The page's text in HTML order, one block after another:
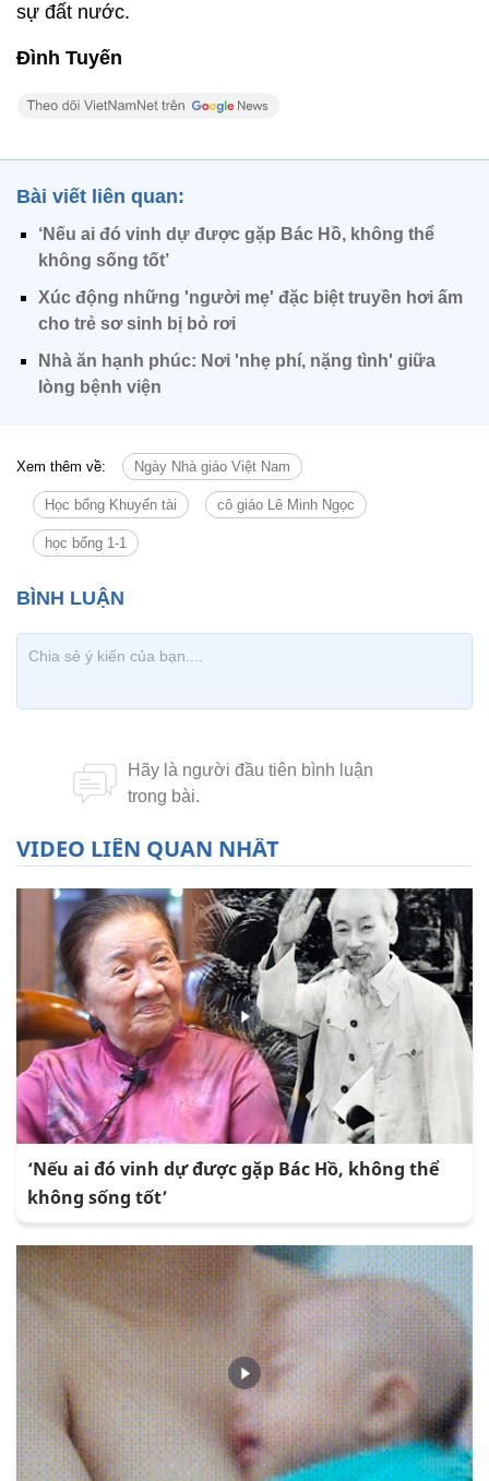
sự đất nước.
Đình Tuyến
Bài viết liên quan:
‘Nếu ai đó vinh dự được gặp Bác Hồ, không thể
không sống tốt’
Xúc động những 'người mẹ' đặc biệt truyền hơi ấm
cho trẻ sơ sinh bị bỏ rơi
Nhà ăn hạnh phúc: Nơi 'nhẹ phí, nặng tình' giữa
lòng bệnh viện
Xem thêm về: Ngày Nhà giáo Việt Nam
Học bổng Khuyến tài cô giáo Lê Minh Ngọc
học bổng 1-1
VIDEO LIÊN QUAN NHẤT
‘Nếu ai đó vinh dự được gặp Bác Hồ, không thể
không sống tốt’